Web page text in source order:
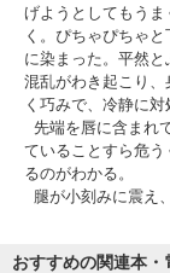
げようとしてもう
く。ぴちゃぴちゃ
に染まった。平然
混乱がわき起こり
く巧みで、冷静に対
先端を唇に含まれ
ていることすら危
るのがわかる。
腿が小刻みに震え
おすすめの関連本・